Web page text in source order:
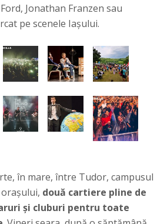
Jonathan Franzen sau
pe scenele Iașului.
în mare, între Tudor, campusul
două cartiere pline de
și cluburi pentru toate